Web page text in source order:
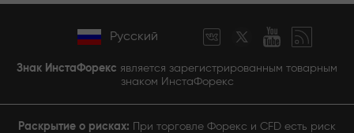
Русский
Знак ИнстаФорекс является зарегистрированным товарным
знаком ИнстаФорекс
Раскрытие о рисках: При торговле Форекс и CFD есть риск